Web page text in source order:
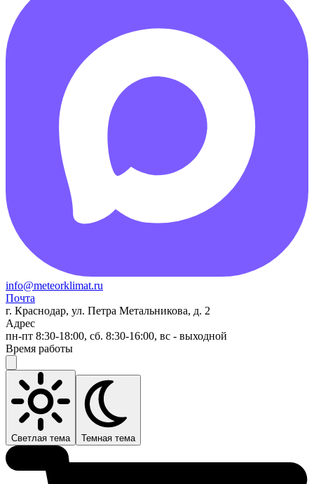
info@meteorklimat.ru
Почта
г. Краснодар, ул. Петра Метальникова, д. 2
Адрес
пн-пт 8:30-18:00, сб. 8:30-16:00, вс - выходной
Время работы
Светлая тема Темная тема